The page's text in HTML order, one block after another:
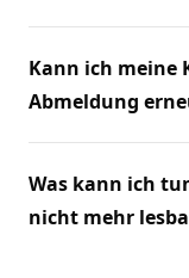
Kann ich meine
Abmeldung
Was kann ich
nicht mehr